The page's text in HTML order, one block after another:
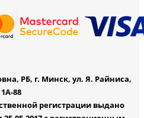
РБ, г. Минск, ул. Я. Райниса,
1А-88
регистрации выдано